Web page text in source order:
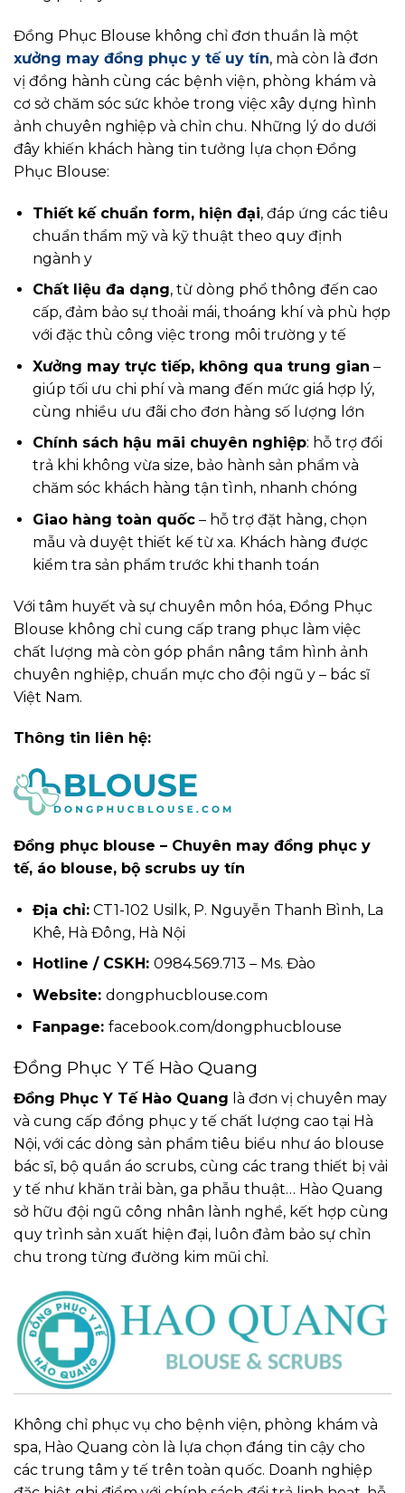
Đồng Phục Blouse không chỉ đơn thuần là một
xưởng may đồng phục y tế uy tín, mà còn là đơn
vị đồng hành cùng các bệnh viện, phòng khám và
cơ sở chăm sóc sức khỏe trong việc xây dựng hình
ảnh chuyên nghiệp và chỉn chu. Những lý do dưới
đây khiến khách hàng tin tưởng lựa chọn Đồng
Phục Blouse:
Thiết kế chuẩn form, hiện đại, đáp ứng các tiêu
chuẩn thẩm mỹ và kỹ thuật theo quy định
ngành y
Chất liệu đa dạng, từ dòng phổ thông đến cao
cấp, đảm bảo sự thoải mái, thoáng khí và phù hợp
với đặc thù công việc trong môi trường y tế
Xưởng may trực tiếp, không qua trung gian –
giúp tối ưu chi phí và mang đến mức giá hợp lý,
cùng nhiều ưu đãi cho đơn hàng số lượng lớn
Chính sách hậu mãi chuyên nghiệp: hỗ trợ đổi
trả khi không vừa size, bảo hành sản phẩm và
chăm sóc khách hàng tận tình, nhanh chóng
Giao hàng toàn quốc– hỗ trợ đặt hàng, chọn
mẫu và duyệt thiết kế từ xa. Khách hàng được
kiểm tra sản phẩm trước khi thanh toán
Với tâm huyết và sự chuyên môn hóa, Đồng Phục
Blouse không chỉ cung cấp trang phục làm việc
chất lượng mà còn góp phần nâng tầm hình ảnh
chuyên nghiệp, chuẩn mực cho đội ngũ y – bác sĩ
Việt Nam.
Thông tin liên hệ:
Đồng phục blouse – Chuyên may đồng phục y
tế, áo blouse, bộ scrubs uy tín
Địa chỉ:CT1-102 Usilk, P. Nguyễn Thanh Bình, La
Khê, Hà Đông, Hà Nội
Hotline / CSKH: 0984.569.713 – Ms. Đào
Website: dongphucblouse.com
Fanpage: facebook.com/dongphucblouse
Đồng Phục Y Tế Hào Quang
Đồng Phục Y Tế Hào Quang là đơn vị chuyên may
và cung cấp đồng phục y tế chất lượng cao tại Hà
Nội, với các dòng sản phẩm tiêu biểu như áo blouse
bác sĩ, bộ quần áo scrubs, cùng các trang thiết bị vải
y tế như khăn trải bàn, ga phẫu thuật… Hào Quang
sở hữu đội ngũ công nhân lành nghề, kết hợp cùng
quy trình sản xuất hiện đại, luôn đảm bảo sự chỉn
chu trong từng đường kim mũi chỉ.
Không chỉ phục vụ cho bệnh viện, phòng khám và
spa, Hào Quang còn là lựa chọn đáng tin cậy cho
các trung tâm y tế trên toàn quốc. Doanh nghiệp